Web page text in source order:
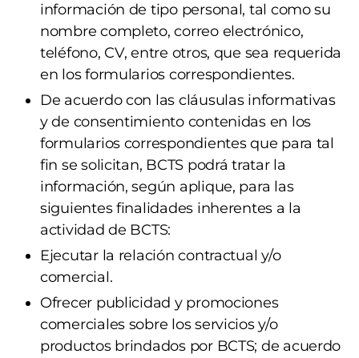
información de tipo personal, tal como su
nombre completo, correo electrónico,
teléfono, CV, entre otros, que sea requerida
en los formularios correspondientes.
De acuerdo con las cláusulas informativas
y de consentimiento contenidas en los
formularios correspondientes que para tal
fin se solicitan, BCTS podrá tratar la
información, según aplique, para las
siguientes finalidades inherentes a la
actividad de BCTS:
Ejecutar la relación contractual y/o
comercial.
Ofrecer publicidad y promociones
comerciales sobre los servicios y/o
productos brindados por BCTS; de acuerdo